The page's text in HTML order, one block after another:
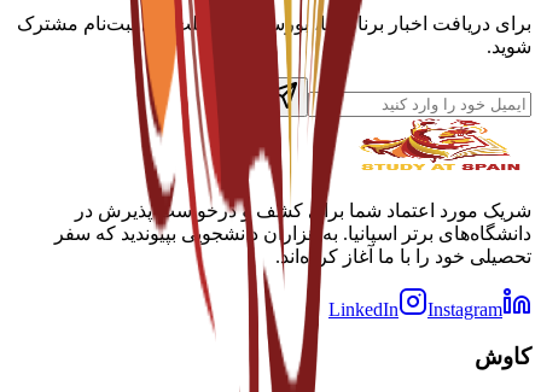
برای دریافت اخبار برنامه‌ها، بورسیه‌ها و مهلت‌های ثبت‌نام مشترک
شوید.
شریک مورد اعتماد شما برای کشف و درخواست پذیرش در
دانشگاه‌های برتر اسپانیا. به هزاران دانشجویی بپیوندید که سفر
تحصیلی خود را با ما آغاز کرده‌اند.
LinkedIn Instagram
کاوش